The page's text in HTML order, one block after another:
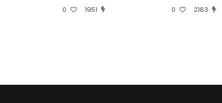
2183
0
1951
0